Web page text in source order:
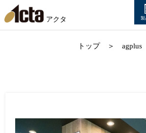
アクタ 製
トップ＞ agplus